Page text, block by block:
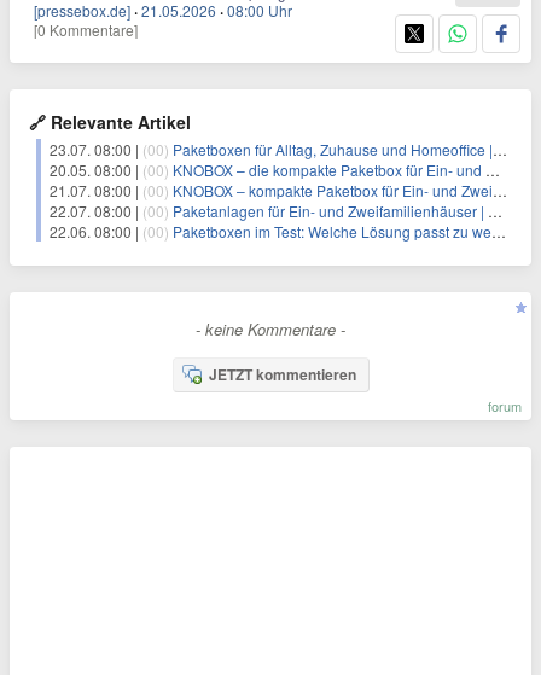
[pressebox.de] ·21.05.2026 ·08:00 Uhr
[0 Kommentare]
🔗 Relevante Artikel
23.07. 08:00 | (00) Paketboxen für Alltag, Zuhause und Homeoffice | KNOBLOCH
20.05. 08:00 | (00) KNOBOX – die kompakte Paketbox für Ein- und Zweifamilienhäuser | KNOBLOCH
21.07. 08:00 | (00) KNOBOX – kompakte Paketbox für Ein- und Zweifamilienhäuser | KNOBLOCH
22.07. 08:00 | (00) Paketanlagen für Ein- und Zweifamilienhäuser | KNOBLOCH
22.06. 08:00 | (00) Paketboxen im Test: Welche Lösung passt zu welchem Gebäude? | KNOBLOCH
- keine Kommentare -
JETZT kommentieren
forum